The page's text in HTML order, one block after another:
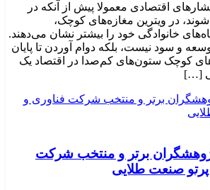
اقتصادی معمولا پیش از آنکه در
در ویترین مغازه‌های کوچک،
خانوادگی خود را بیشتر نشان می‌دهند.
و سود نیست، بلکه دوام آوردن تا پایان
کوچک ستون‌های کم‌صدا در اقتصاد یک
[…]
برتر و منتخب شرکت
صنعت طلایی